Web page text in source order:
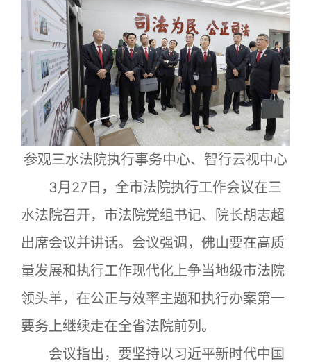
参观三水法院执行事务中心、智行云视中心
3月27日，全市法院执行工作会议在三
水法院召开，市法院党组书记、院长胡志超
出席会议并讲话。会议强调，佛山要在高质
量发展和执行工作现代化上争当地级市法院
领头羊，在公正与效率主题和执行办案第一
要务上继续走在全省法院前列。
会议指出，要坚持以习近平新时代中国